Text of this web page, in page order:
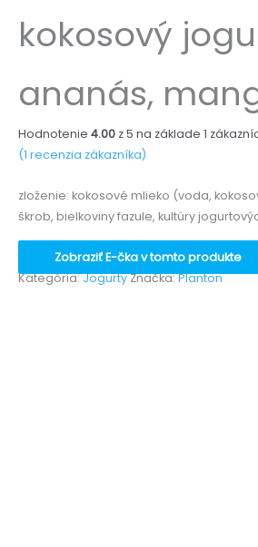
kokosový
ananás,
Hodnotenie 4.00 z 5 na základe 1
(1 recenzia zákazníka)
zloženie: kokosové mlieko (voda,
škrob, bielkoviny fazule, kultúry
Zobraziť E-čka v tomto produkte
Kategória:JogurtyZnačka:Planton